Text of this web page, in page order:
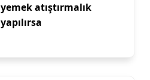
yemek atıştırmalık
yapılırsa